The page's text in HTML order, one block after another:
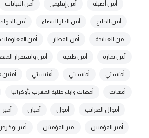
أمن أصيلة أمن إقليمي أمن البيانات
أمن الخليج أمن الدار البيضاء أمن الدولة
أمن العيايدة أمن المطار أمن المعلومات
أمن تمارة أمن طنجة أمن واستقرار
أمنستي أمنسيتي أمنيستي أمنين
أمهات أمهات وآباء طلبة المغرب بأوكرانيا
أموال الضرائب أمول أميان أمير
أمير المؤمنين أمير المؤمينن أمير